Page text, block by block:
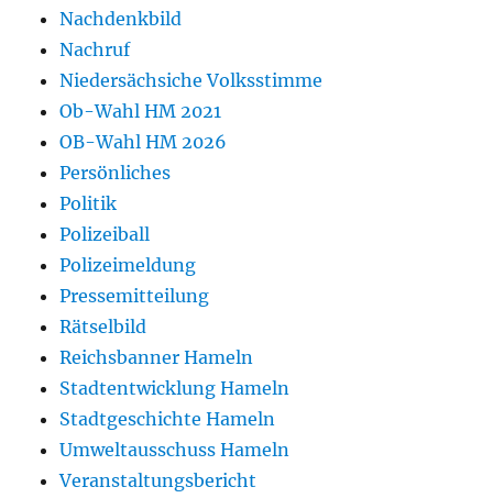
Nachdenkbild
Nachruf
Niedersächsiche Volksstimme
Ob-Wahl HM 2021
OB-Wahl HM 2026
Persönliches
Politik
Polizeiball
Polizeimeldung
Pressemitteilung
Rätselbild
Reichsbanner Hameln
Stadtentwicklung Hameln
Stadtgeschichte Hameln
Umweltausschuss Hameln
Veranstaltungsbericht